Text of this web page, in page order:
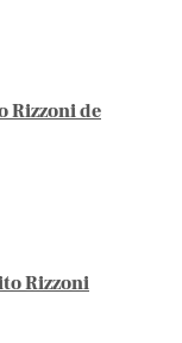
Rizzoni de
Rizzoni